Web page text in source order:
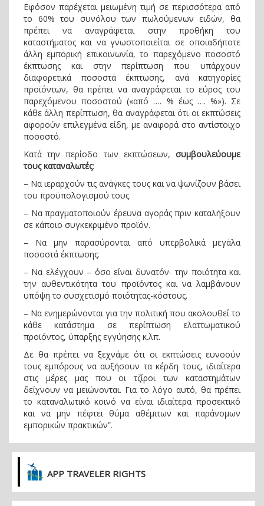
Εφόσον παρέχεται μειωμένη τιμή σε περισσότερα από
το 60% του συνόλου των πωλούμενων ειδών, θα
πρέπει να αναγράφεται στην προθήκη του
καταστήματος και να γνωστοποιείται σε οποιαδήποτε
άλλη εμπορική επικοινωνία, το παρεχόμενο ποσοστό
έκπτωσης και στην περίπτωση που υπάρχουν
διαφορετικά ποσοστά έκπτωσης, ανά κατηγορίες
προϊόντων, θα πρέπει να αναγράφεται το εύρος του
παρεχόμενου ποσοστού («από …. % έως …. %»). Σε
κάθε άλλη περίπτωση, θα αναγράφεται ότι οι εκπτώσεις
αφορούν επιλεγμένα είδη, με αναφορά στο αντίστοιχο
ποσοστό.
Κατά την περίοδο των εκπτώσεων, συμβουλεύουμε
τους καταναλωτές:
– Να ιεραρχούν τις ανάγκες τους και να ψωνίζουν βάσει
του προϋπολογισμού τους.
– Να πραγματοποιούν έρευνα αγοράς πριν καταλήξουν
σε κάποιο συγκεκριμένο προϊόν.
– Να μην παρασύρονται από υπερβολικά μεγάλα
ποσοστά έκπτωσης.
– Να ελέγχουν – όσο είναι δυνατόν- την ποιότητα και
την αυθεντικότητα του προϊόντος και να λαμβάνουν
υπόψη το συσχετισμό ποιότητας-κόστους.
– Να ενημερώνονται για την πολιτική που ακολουθεί το
κάθε κατάστημα σε περίπτωση ελαττωματικού
προϊόντος, ύπαρξης εγγύησης κ.λπ.
Δε θα πρέπει να ξεχνάμε ότι οι εκπτώσεις ευνοούν
τους εμπόρους να αυξήσουν τα κέρδη τους, ιδιαίτερα
στις μέρες μας που οι τζίροι των καταστημάτων
δείχνουν να μειώνονται. Για το λόγο αυτό, θα πρέπει
το καταναλωτικό κοινό να είναι ιδιαίτερα προσεκτικό
και να μην πέφτει θύμα αθέμιτων και παράνομων
εμπορικών πρακτικών”.
APP TRAVELER RIGHTS